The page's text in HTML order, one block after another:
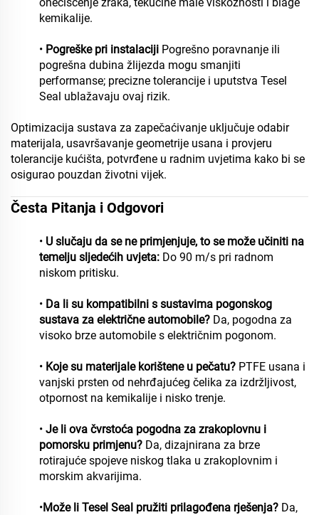
kemikalije.
• Pogreške pri instalaciji Pogrešno poravnanje ili
pogrešna dubina žlijezda mogu smanjiti
performanse; precizne tolerancije i uputstva Tesel
Seal ublažavaju ovaj rizik.
Optimizacija sustava za zapečaćivanje uključuje odabir
materijala, usavršavanje geometrije usana i provjeru
tolerancije kućišta, potvrđene u radnim uvjetima kako bi se
osigurao pouzdan životni vijek.
Česta Pitanja i Odgovori
• U slučaju da se ne primjenjuje, to se može učiniti na
temelju sljedećih uvjeta: Do 90 m/s pri radnom
niskom pritisku.
• Da li su kompatibilni s sustavima pogonskog
sustava za električne automobile? Da, pogodna za
visoko brze automobile s električnim pogonom.
• Koje su materijale korištene u pečatu? PTFE usana i
vanjski prsten od nehrđajućeg čelika za izdržljivost,
otpornost na kemikalije i nisko trenje.
• Je li ova čvrstoća pogodna za zrakoplovnu i
pomorsku primjenu? Da, dizajnirana za brze
rotirajuće spojeve niskog tlaka u zrakoplovnim i
morskim akvarijima.
•Može li Tesel Seal pružiti prilagođena rješenja? Da,